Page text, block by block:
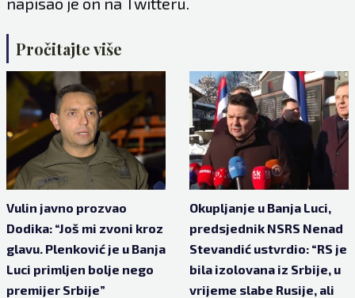
Pročitajte više
Vulin javno prozvao
Dodika: “Još mi zvoni kroz
glavu. Plenković je u Banja
Luci primljen bolje nego
premijer Srbije”
Okupljanje u Banja Luci,
predsjednik NSRS Nenad
Stevandić ustvrdio: “RS je
bila izolovana iz Srbije, u
vrijeme slabe Rusije, ali